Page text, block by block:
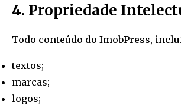
4. Propriedade
Todo conteúdo do ImobPress,
textos;
marcas;
logos;